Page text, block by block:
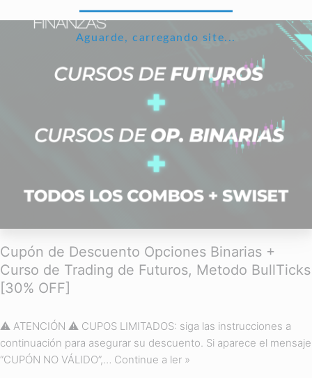
Aguarde, carregando site...
Cupón de Descuento Opciones Binarias +
Curso de Trading de Futuros, Metodo BullTicks
[30% OFF]
⚠ ATENCIÓN ⚠ CUPOS LIMITADOS: siga las instrucciones a
continuación para asegurar su descuento. Si aparece el mensaje
“CUPÓN NO VÁLIDO”,… Continue a ler »